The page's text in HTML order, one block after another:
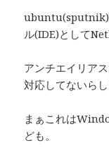
ubuntu(sputnik)
ル(IDE)として
アンチエイリア
対応してないら
まぁこれは
ども。